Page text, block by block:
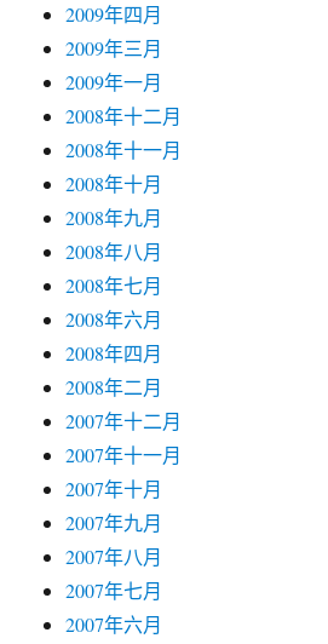
2009年四月
2009年三月
2009年一月
2008年十二月
2008年十一月
2008年十月
2008年九月
2008年八月
2008年七月
2008年六月
2008年四月
2008年二月
2007年十二月
2007年十一月
2007年十月
2007年九月
2007年八月
2007年七月
2007年六月